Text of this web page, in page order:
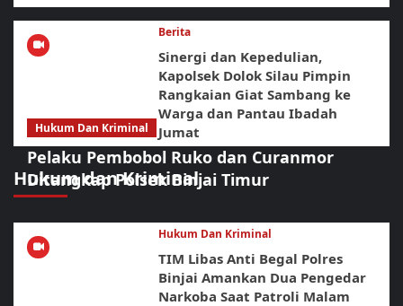
Berita
Sinergi dan Kepedulian,
Kapolsek Dolok Silau Pimpin
Rangkaian Giat Sambang ke
Warga dan Pantau Ibadah
Jumat
Hukum dan Kriminal
Hukum Dan Kriminal
Pelaku Pembobol Ruko dan Curanmor
Ditangkap Polsek Binjai Timur
Hukum Dan Kriminal
TIM Libas Anti Begal Polres
Binjai Amankan Dua Pengedar
Narkoba Saat Patroli Malam